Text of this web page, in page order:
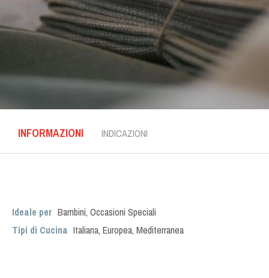
INFORMAZIONI INDICAZIONI
Ideale per Bambini, Occasioni Speciali
Tipi di Cucina Italiana, Europea, Mediterranea